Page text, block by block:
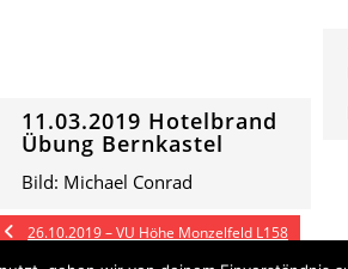
11.03.2019 Hotelbrand
Übung Bernkastel
Bild: Michael Conrad
26.10.2019 – VU Höhe Monzelfeld L158